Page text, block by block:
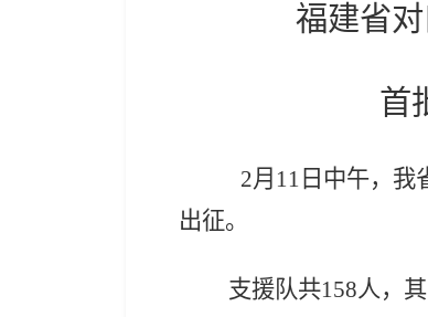
福建省
首
2月11日中午，我
出征。
支援队共158人，